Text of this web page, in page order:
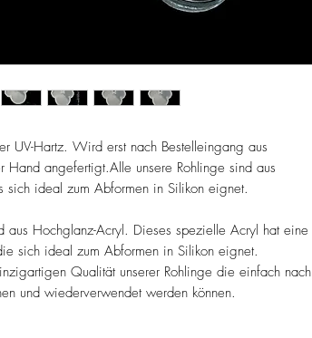
UV-Hartz. Wird erst nach Bestelleingang aus
Hand angefertigt.Alle unsere Rohlinge sind aus
sich ideal zum Abformen in Silikon eignet.
aus Hochglanz-Acryl. Dieses spezielle Acryl hat eine
sich ideal zum Abformen in Silikon eignet.
Qualität unserer Rohlinge die einfach nach
und wiederverwendet werden können.